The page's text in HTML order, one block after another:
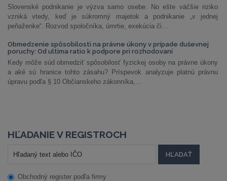
Slovenské podnikanie je výzva samo osebe. No ešte väčšie riziko
vzniká vtedy, keď je súkromný majetok a podnikanie „v jednej
peňaženke“. Rozvod spoločníka, úmrtie, exekúcia či...
Obmedzenie spôsobilosti na právne úkony v prípade duševnej
poruchy: Od ultima ratio k podpore pri rozhodovaní
Kedy môže súd obmedziť spôsobilosť fyzickej osoby na právne úkony
a aké sú hranice tohto zásahu? Príspevok analyzuje platnú právnu
úpravu podľa § 10 Občianskeho zákonníka,...
HĽADANIE V REGISTROCH
Obchodný register podľa firmy